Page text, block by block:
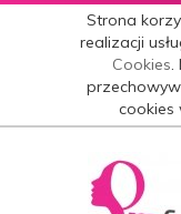
Strona
realizacji
Cookies.
cookies